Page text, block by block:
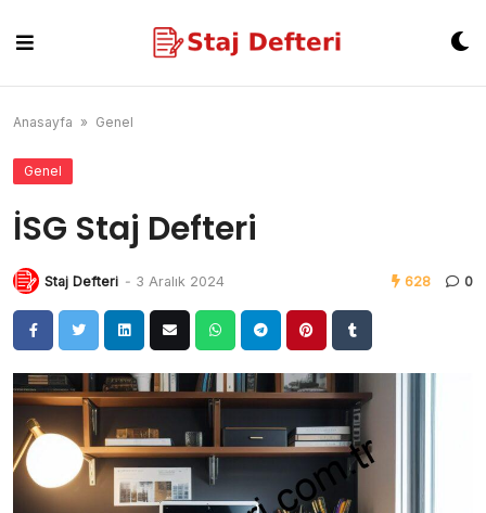
content
Anasayfa » Genel
Genel
İSG Staj Defteri
Staj Defteri - 3 Aralık 2024 628 0